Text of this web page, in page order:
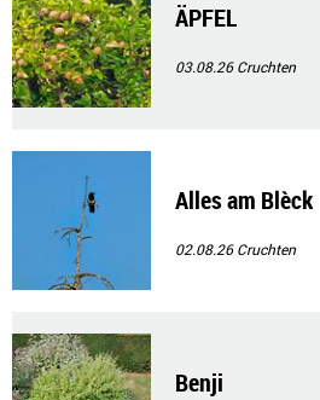
ÄPFEL
03.08.26Cruchten
Alles am Blèck
02.08.26Cruchten
Benji